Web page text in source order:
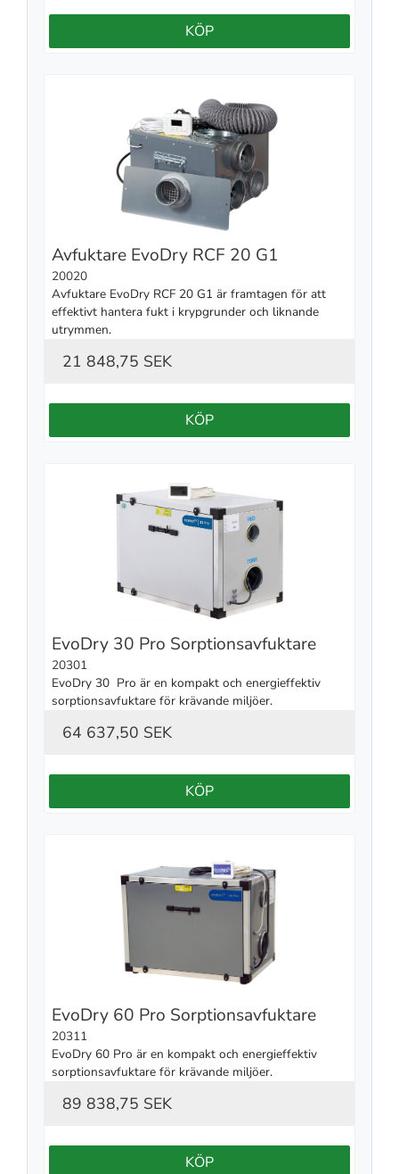
KÖP
Avfuktare EvoDry RCF 20 G1
20020
Avfuktare EvoDry RCF 20 G1 är framtagen för att
effektivt hantera fukt i krypgrunder och liknande
utrymmen.
21 848,75 SEK
KÖP
EvoDry 30 Pro Sorptionsavfuktare
20301
EvoDry 30  Pro är en kompakt och energieffektiv
sorptionsavfuktare för krävande miljöer.
64 637,50 SEK
KÖP
EvoDry 60 Pro Sorptionsavfuktare
20311
EvoDry 60 Pro är en kompakt och energieffektiv
sorptionsavfuktare för krävande miljöer.
89 838,75 SEK
KÖP